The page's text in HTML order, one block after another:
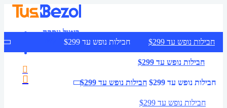
ביטול עסקה
צרו קשר
חבילות נופש עד $299 חבילות נופש עד $299
חבילות נופש עד $299
חבילות נופש עד $299 חבילות נופש עד $299
חבילות נופש עד $299